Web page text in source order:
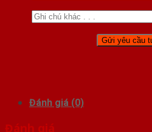
Đánh giá (0)
Đánh giá